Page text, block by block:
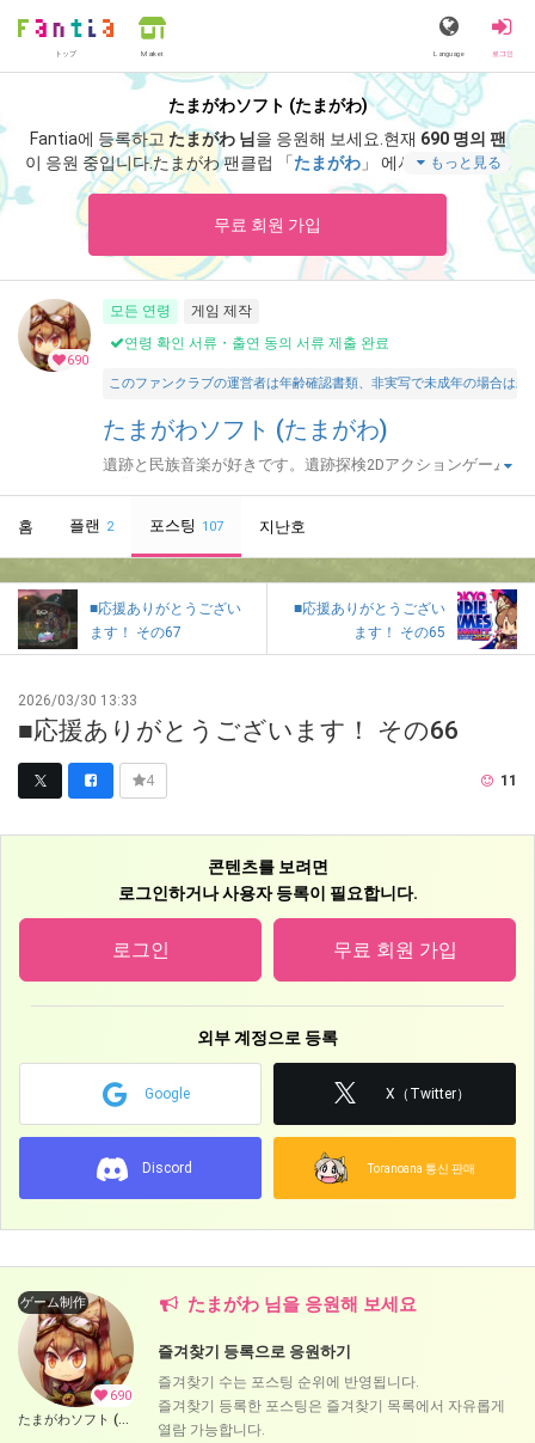
トップ Market Language 로그인
たまがわソフト (たまがわ)
Fantia에 등록하고 たまがわ 님을 응원해 보세요. 현재 690 명의 팬
이 응원 중입니다.たまがわ 팬클럽 「たまがわ」 에서는 「■応援あ
りがとうございます！ その70
」 등 스페셜 콘텐츠를 즐기실 수 있
もっと見る
무료 회원 가입
690
모든 연령
게임 제작
연령 확인 서류・출연 동의 서류 제출 완료
このファンクラブの運営者は年齢確認書類、非実写で未成年の場合は
たまがわソフト (たまがわ)
遺跡と民族音楽が好きです。遺跡探検2Dアクションゲーム
홈 플랜 2 포스팅 107 지난호
■応援ありがとうござい
ます！ その67
■応援ありがとうござい
ます！ その65
2026/03/30 13:33
■応援ありがとうございます！ その66
4 11
콘텐츠를 보려면
로그인하거나 사용자 등록이 필요합니다.
로그인 무료 회원 가입
외부 계정으로 등록
Google X（Twitter）
Discord Toranoana 통신 판매
690
ゲーム制作
たまがわソフト (たまがわ)
たまがわ 님을 응원해 보세요
즐겨찾기 등록으로 응원하기
즐겨찾기 수는 포스팅 순위에 반영됩니다.
즐겨찾기 등록한 포스팅은 즐겨찾기 목록에서 자유롭게
열람 가능합니다.